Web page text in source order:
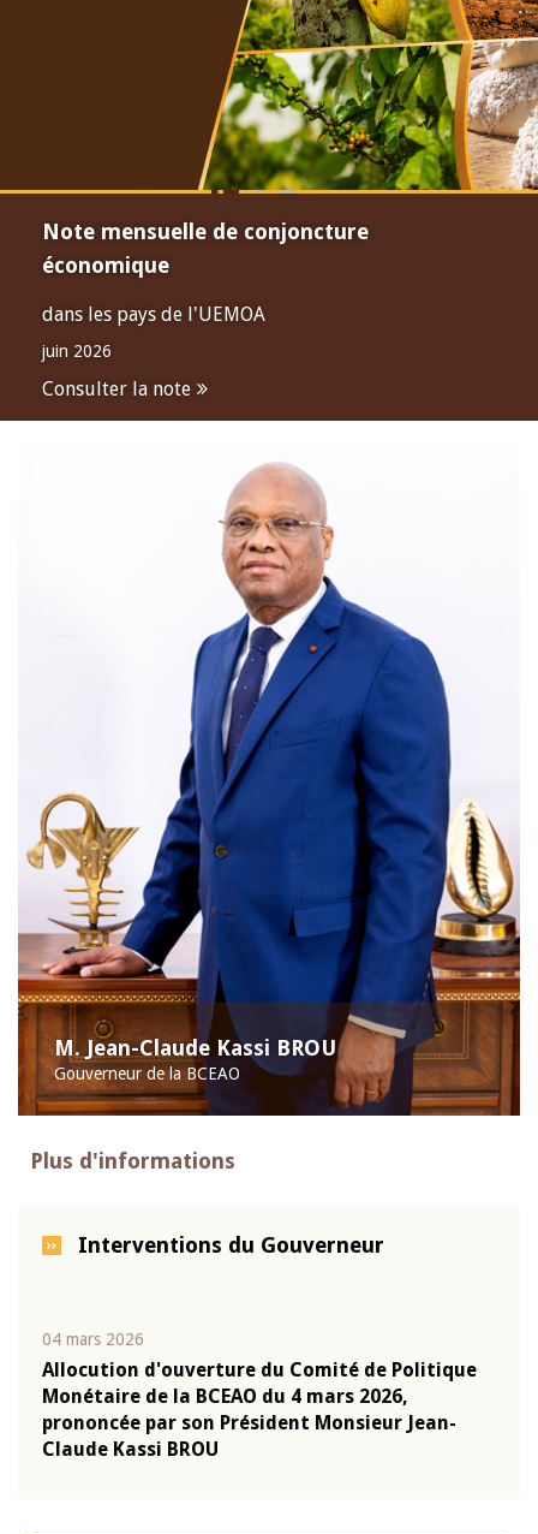
Note mensuelle de conjoncture
économique
dans les pays de l'UEMOA
juin 2026
Consulter la note
M. Jean-Claude Kassi BROU
Gouverneur de la BCEAO
Plus d'informations
Interventions du Gouverneur
04 mars 2026
Allocution d'ouverture du Comité de Politique
Monétaire de la BCEAO du 4 mars 2026,
prononcée par son Président Monsieur Jean-
Claude Kassi BROU